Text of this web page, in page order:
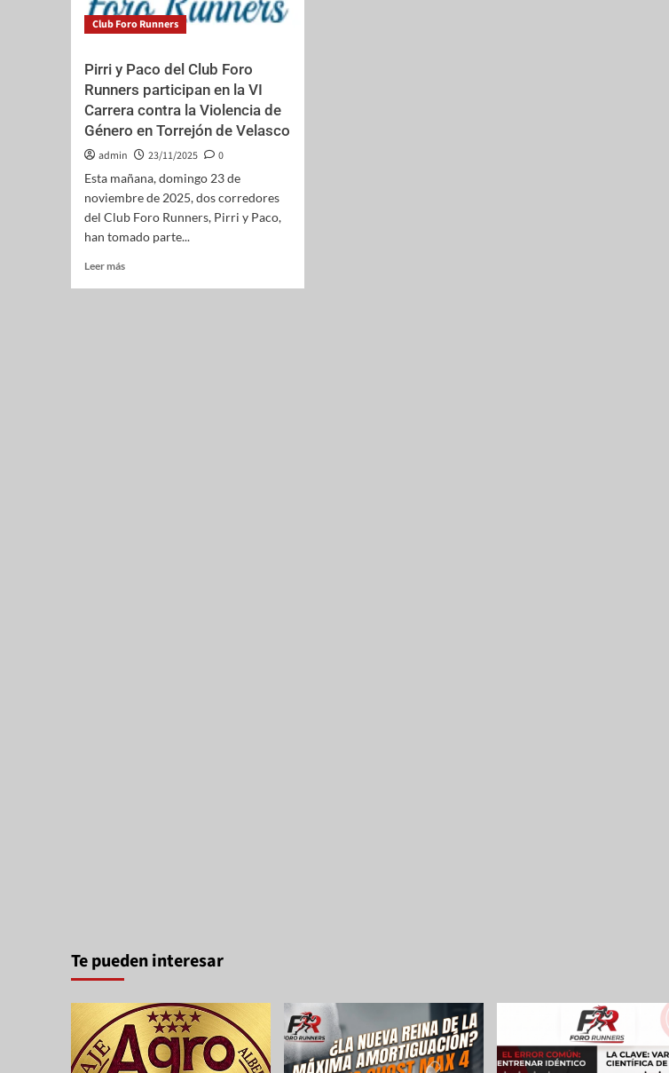
Club Foro Runners
Pirri y Paco del Club Foro
Runners participan en la VI
Carrera contra la Violencia de
Género en Torrejón de Velasco
admin 23/11/2025
0
Esta mañana, domingo 23 de
noviembre de 2025, dos corredores
del Club Foro Runners, Pirri y Paco,
han tomado parte...
Leer más
Te pueden interesar